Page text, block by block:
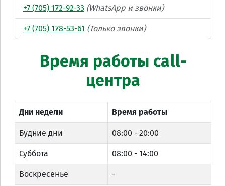
+7 (705) 172-92-33 (WhatsApp и звонки)
+7 (705) 178-53-61 (Только звонки)
Время работы call-
центра
Дни недели Время работы
Будние дни 08:00 - 20:00
Суббота 08:00 - 14:00
Воскресенье -